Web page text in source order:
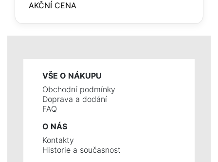
AKČNÍ CENA
VŠE O NÁKUPU
Obchodní podmínky
Doprava a dodání
FAQ
O NÁS
Kontakty
Historie a současnost